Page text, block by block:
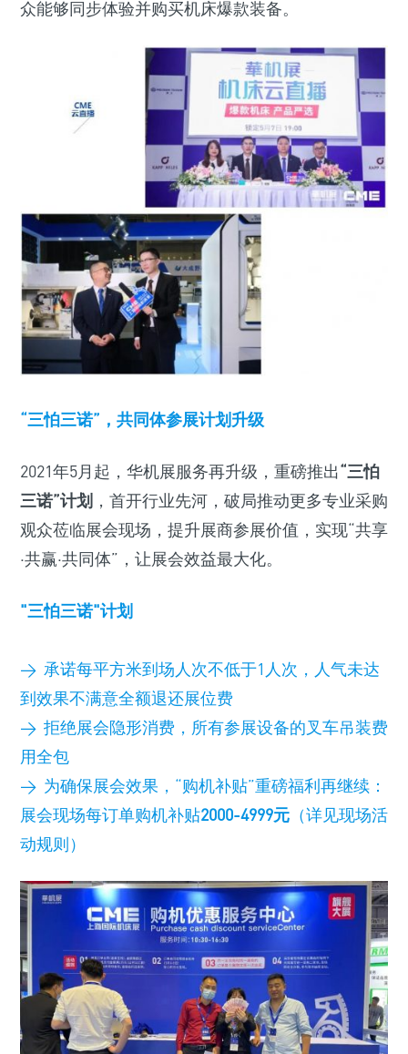
众能够同步体验并购买机床爆款装备。
“三怕三诺”，共同体参展计划升级
2021年5月起，华机展服务再升级，重磅推出“三怕
三诺”计划 ，首开行业先河，破局推动更多专业采购
观众莅临展会现场，提升展商参展价值，实现“共享
·共赢·共同体”，让展会效益最大化。
"三怕三诺"计划
> 承诺每平方米到场人次不低于1人次，人气未达
到效果不满意全额退还展位费
> 拒绝展会隐形消费，所有参展设备的叉车吊装费
用全包
> 为确保展会效果，“购机补贴”重磅福利再继续：
展会现场每订单购机补贴2000-4999元 （详见现场活
动规则）